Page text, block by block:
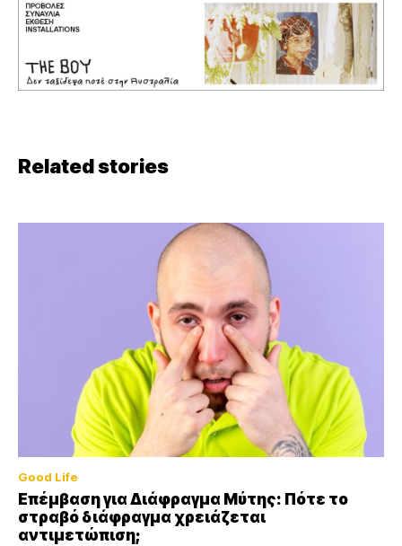
Related stories
Good Life
Επέμβαση για Διάφραγμα Μύτης: Πότε το
στραβό διάφραγμα χρειάζεται
αντιμετώπιση;